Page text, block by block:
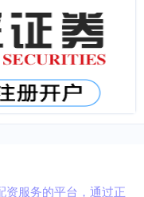
资服务的平台，通过正